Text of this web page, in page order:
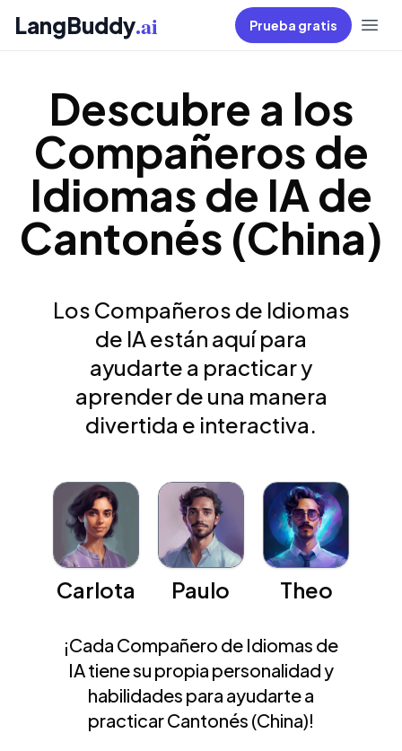
LangBuddy.ai Prueba gratis
Descubre a los
Compañeros de
Idiomas de IA de
Cantonés (China)
Los Compañeros de Idiomas
de IA están aquí para
ayudarte a practicar y
aprender de una manera
divertida e interactiva.
Carlota Paulo Theo
¡Cada Compañero de Idiomas de
IA tiene su propia personalidad y
habilidades para ayudarte a
practicar Cantonés (China)!